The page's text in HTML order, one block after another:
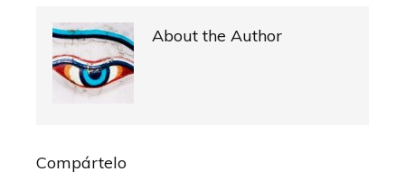
About the Author
Compártelo